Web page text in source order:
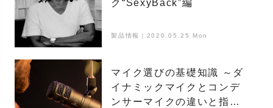
ク“SexyBack”編
製品情報｜2020.05.25 Mon
マイク選びの基礎知識 ～ダ
イナミックマイクとコンデ
ンサーマイクの違いと指向